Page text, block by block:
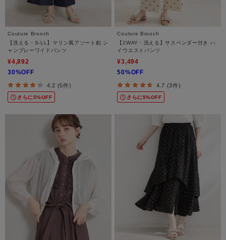
Couture Brooch
【洗える・S-LL】マリン風アソート釦 シ
ャンブレーワイドパンツ
¥4,892
30%OFF
4.2 (5件)
さらに5%OFF
Couture Brooch
【2WAY・洗える】サスペンダー付き ハ
イウエストパンツ
¥3,494
50%OFF
4.7 (3件)
さらに5%OFF